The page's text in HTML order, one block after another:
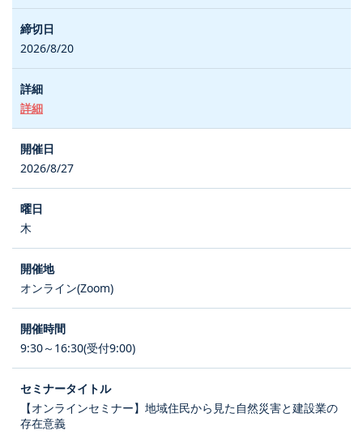
2026/8/20
詳細
2026/8/27
木
オンライン(Zoom)
9:30～16:30(受付9:00)
【オンラインセミナー】地域住民から見た自然災害と建設業の
存在意義